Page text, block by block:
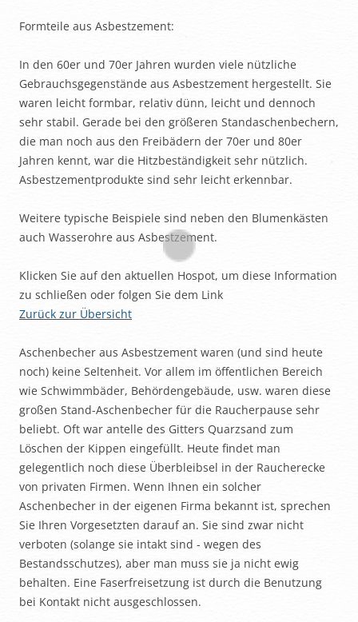
Formteile aus Asbestzement:
In den 60er und 70er Jahren wurden viele nützliche
Gebrauchsgegenstände aus Asbestzement hergestellt. Sie
waren leicht formbar, relativ dünn, leicht und dennoch
sehr stabil. Gerade bei den größeren Standaschenbechern,
die man noch aus den Freibädern der 70er und 80er
Jahren kennt, war die Hitzbeständigkeit sehr nützlich.
Asbestzementprodukte sind sehr leicht erkennbar.
Weitere typische Beispiele sind neben den Blumenkästen
auch Wasserohre aus Asbestzement.
Klicken Sie auf den aktuellen Hospot, um diese Information
zu schließen oder folgen Sie dem Link
Zurück zur Übersicht
Aschenbecher aus Asbestzement waren (und sind heute
noch) keine Seltenheit. Vor allem im öffentlichen Bereich
wie Schwimmbäder, Behördengebäude, usw. waren diese
großen Stand-Aschenbecher für die Raucherpause sehr
beliebt. Oft war antelle des Gitters Quarzsand zum
Löschen der Kippen eingefüllt. Heute findet man
gelegentlich noch diese Überbleibsel in der Raucherecke
von privaten Firmen. Wenn Ihnen ein solcher
Aschenbecher in der eigenen Firma bekannt ist, sprechen
Sie Ihren Vorgesetzten darauf an. Sie sind zwar nicht
verboten (solange sie intakt sind - wegen des
Bestandsschutzes), aber man muss sie ja nicht ewig
behalten. Eine Faserfreisetzung ist durch die Benutzung
bei Kontakt nicht ausgeschlossen.